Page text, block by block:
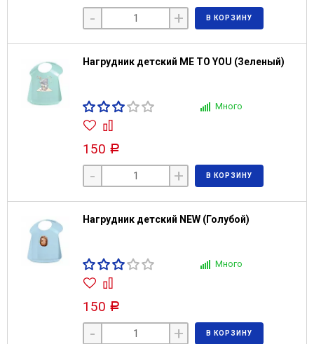
- + В КОРЗИНУ
Нагрудник детский ME TO YOU (Зеленый)
Много
150 Р
- + В КОРЗИНУ
Нагрудник детский NEW (Голубой)
Много
150 Р
- + В КОРЗИНУ